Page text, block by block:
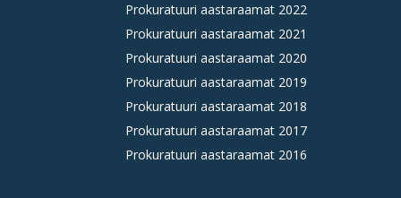
Prokuratuuri aastaraamat 2022
Prokuratuuri aastaraamat 2021
Prokuratuuri aastaraamat 2020
Prokuratuuri aastaraamat 2019
Prokuratuuri aastaraamat 2018
Prokuratuuri aastaraamat 2017
Prokuratuuri aastaraamat 2016